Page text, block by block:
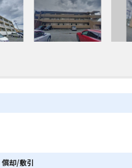
償却/敷引